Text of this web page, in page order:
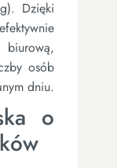
Dzięki
osób
dniu.
o